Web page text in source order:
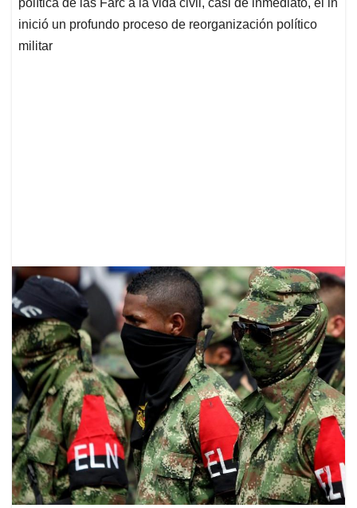
política de las Farc a la vida civil, casi de inmediato, el ln
inició un profundo proceso de reorganización político
militar